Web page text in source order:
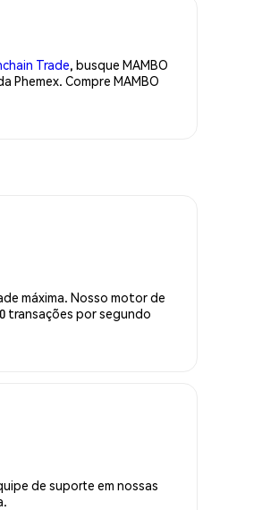
Trade, busque MAMBO
Phemex. Compre MAMBO
máxima. Nosso motor de
transações por segundo
de suporte em nossas